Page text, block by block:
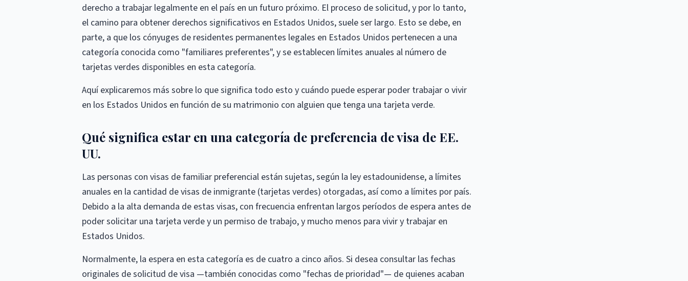
derecho a trabajar legalmente en el país en un futuro próximo. El proceso de solicitud, y por lo tanto,
el camino para obtener derechos significativos en Estados Unidos, suele ser largo. Esto se debe, en
parte, a que los cónyuges de residentes permanentes legales en Estados Unidos pertenecen a una
categoría conocida como "familiares preferentes", y se establecen límites anuales al número de
tarjetas verdes disponibles en esta categoría.
Aquí explicaremos más sobre lo que significa todo esto y cuándo puede esperar poder trabajar o vivir
en los Estados Unidos en función de su matrimonio con alguien que tenga una tarjeta verde.
Qué significa estar en una categoría de preferencia de visa de EE.
UU.
Las personas con visas de familiar preferencial están sujetas, según la ley estadounidense, a límites
anuales en la cantidad de visas de inmigrante (tarjetas verdes) otorgadas, así como a límites por país.
Debido a la alta demanda de estas visas, con frecuencia enfrentan largos períodos de espera antes de
poder solicitar una tarjeta verde y un permiso de trabajo, y mucho menos para vivir y trabajar en
Estados Unidos.
Normalmente, la espera en esta categoría es de cuatro a cinco años. Si desea consultar las fechas
originales de solicitud de visa —también conocidas como "fechas de prioridad"— de quienes acaban